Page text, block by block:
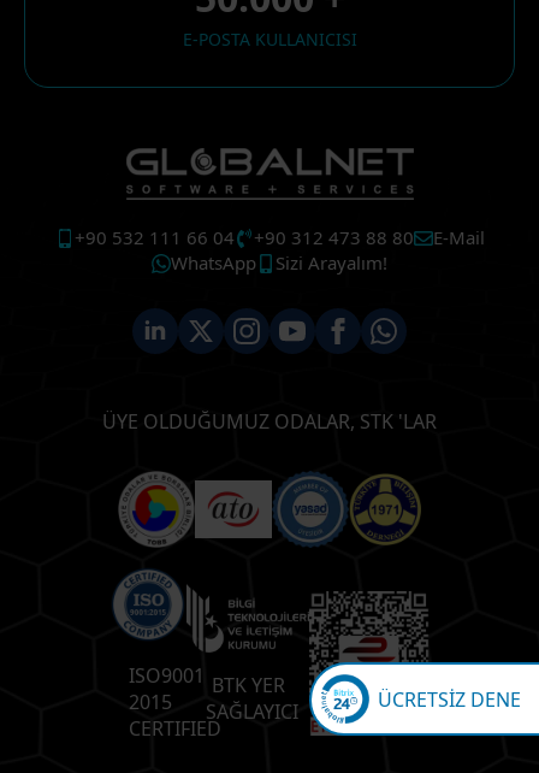
E-POSTA KULLANICISI
+90 532 111 66 04 +90 312 473 88 80
E-Mail
WhatsApp
Sizi Arayalım!
ÜYE OLDUĞUMUZ ODALAR, STK 'LAR
ISO9001
2015
CERTIFIED
BTK YER
SAĞLAYICI
ÜCRETSİZ DENE